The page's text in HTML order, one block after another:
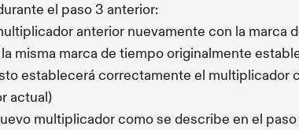
el paso 3 anterior:
anterior nuevamente con la marca
misma marca de tiempo originalmente
establecerá correctamente el multiplicador
actual)
multiplicador como se describe en el